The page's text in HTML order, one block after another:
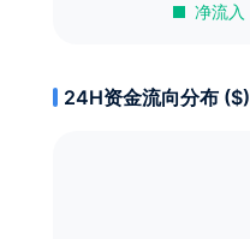
净流入
24H资金流向分布 ($)